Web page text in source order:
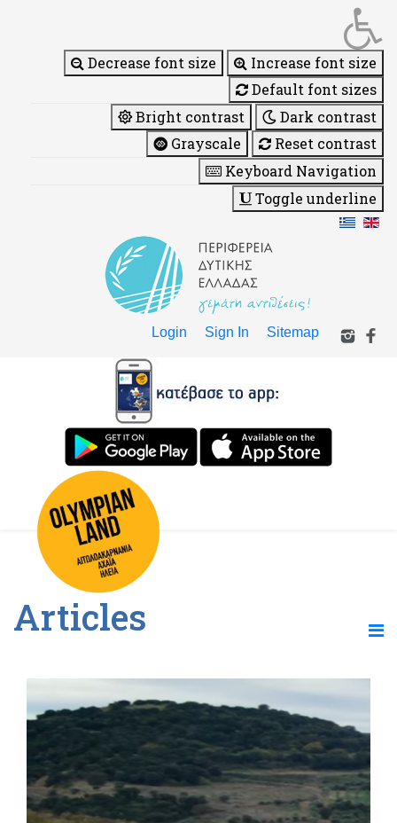
Decrease font size
Increase font size
Default font sizes
Bright contrast
Dark contrast
Grayscale
Reset contrast
Keyboard Navigation
Toggle underline
Login Sign In Sitemap
Articles